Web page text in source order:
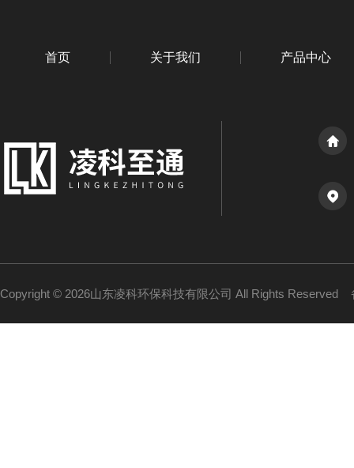
首页 关于我们 产品中心
Copyright © 2026山东凌科环保科技有限公司 All Rights Reserved